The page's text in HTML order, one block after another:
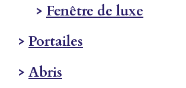
> Fenêtre de luxe
> Portailes
> Abris